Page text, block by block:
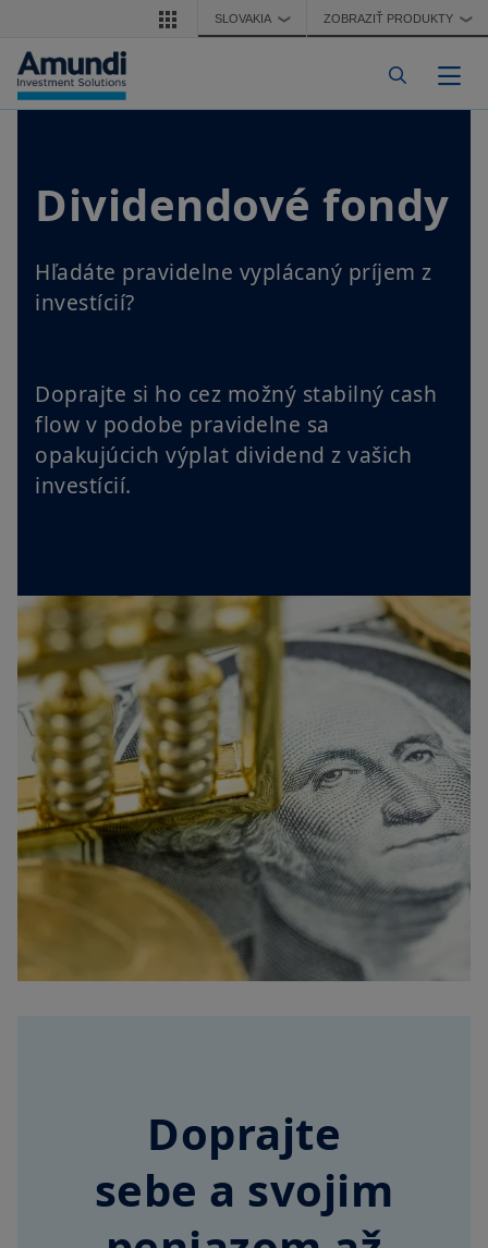
Skočiť na hlavný obsahSLOVAKIA ❯ ZOBRAZIŤ PRODUKTY ❯
Dividendové fondy
Hľadáte pravidelne vyplácaný príjem z
investícií?
Doprajte si ho cez možný stabilný cash
flow v podobe pravidelne sa
opakujúcich výplat dividend z vašich
investícií.
Doprajte
sebe a svojim